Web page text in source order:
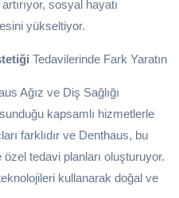
sosyal hayatı
yükseltiyor.
Tedavilerinde Fark Yaratın
Ağız ve Diş Sağlığı
kapsamlı hizmetlerle
farklıdır ve Denthaus, bu
tedavi planları oluşturuyor.
kullanarak doğal ve